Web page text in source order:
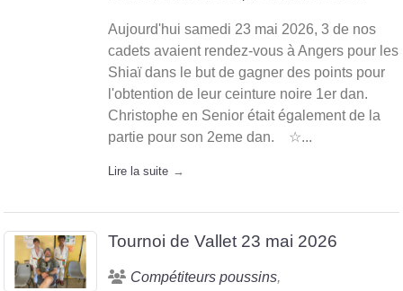
Aujourd'hui samedi 23 mai 2026, 3 de nos
cadets avaient rendez-vous à Angers pour les
Shiaï dans le but de gagner des points pour
l'obtention de leur ceinture noire 1er dan.
Christophe en Senior était également de la
partie pour son 2eme dan. ☆...
Lire la suite
Tournoi de Vallet 23 mai 2026
Compétiteurs poussins